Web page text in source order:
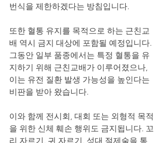
번식을 제한하겠다는 방침입니다.
또한 혈통 유지를 목적으로 하는 근친교
배 역시 금지 대상에 포함될 예정입니다.
그동안 일부 품종에서는 특정 혈통을 유
지하기 위해 근친교배가 이루어졌으나,
이는 유전 질환 발생 가능성을 높인다는
비판을 받아 왔습니다.
이와 함께 전시회, 대회 또는 외형적 목적
을 위한 신체 훼손 행위도 금지됩니다. 꼬
리 자르기, 귀 자르기, 성대 절제술을 통